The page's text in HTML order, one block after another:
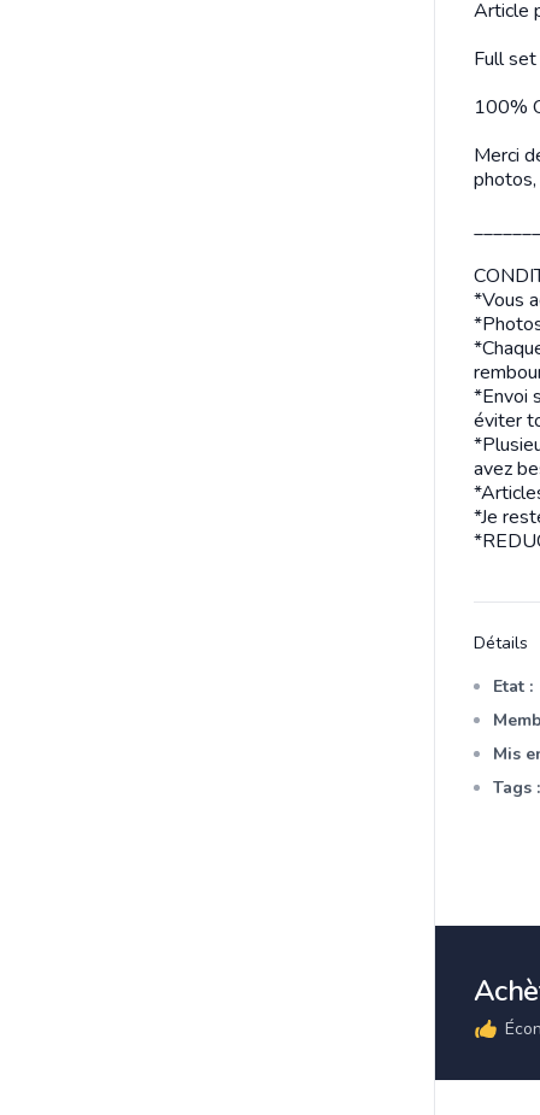
Article
Full
100%
Merci
photos,
*Vous
*Envoi
éviter
avez
*Je
Détails
Etat :
Mis
Tags :